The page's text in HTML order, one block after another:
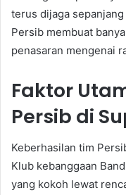
terus dijaga
Persib membuat
penasaran mengenai
Faktor
Persib di
Keberhasilan tim
Klub kebanggaan
yang kokoh lewat